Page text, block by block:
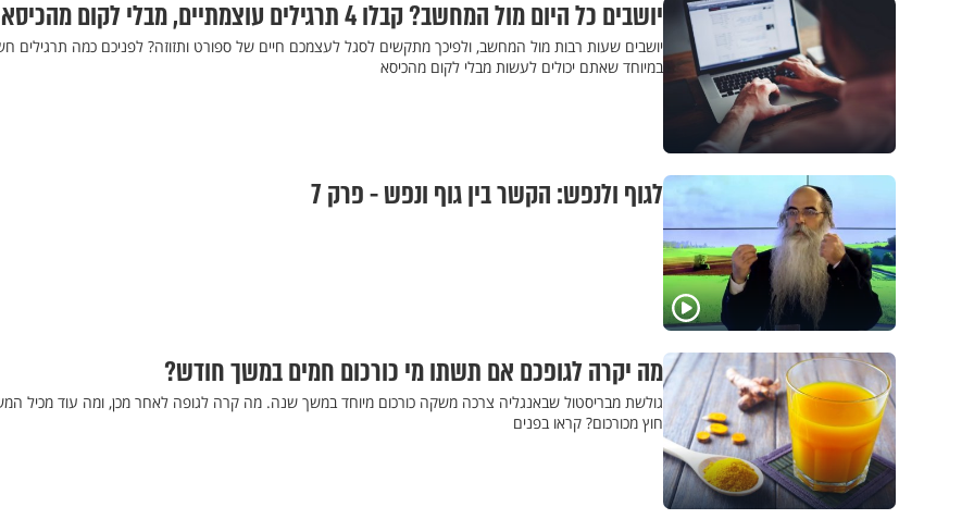
יושבים כל היום מול המחשב? קבלו 4 תרגילים עוצמתיים, מבלי לקום מהכיסא
יושבים שעות רבות מול המחשב, ולפיכך מתקשים לסגל לעצמכם חיים של ספורט ותזוזה? לפניכם כמה תרגילים
במיוחד שאתם יכולים לעשות מבלי לקום מהכיסא
לגוף ולנפש: הקשר בין גוף ונפש - פרק 7
מה יקרה לגופכם אם תשתו מי כורכום חמים במשך חודש?
גולשת מבריסטול שבאנגליה צרכה משקה כורכום מיוחד במשך שנה. מה קרה לגופה לאחר מכן, ומה עוד מכיל
חוץ מכורכום? קראו בפנים